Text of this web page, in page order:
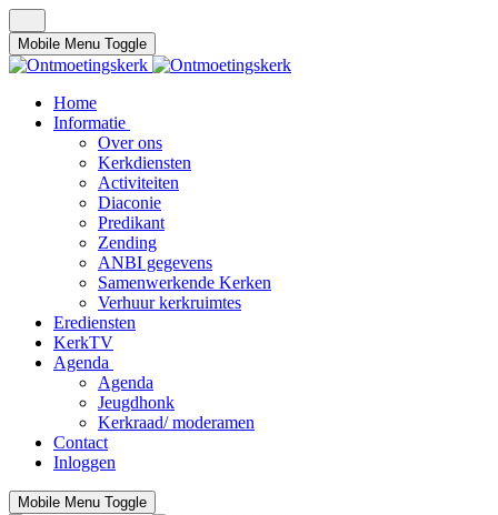
Mobile Menu Toggle
Home
Informatie
Over ons
Kerkdiensten
Activiteiten
Diaconie
Predikant
Zending
ANBI gegevens
Samenwerkende Kerken
Verhuur kerkruimtes
Erediensten
KerkTV
Agenda
Agenda
Jeugdhonk
Kerkraad/ moderamen
Contact
Inloggen
Mobile Menu Toggle